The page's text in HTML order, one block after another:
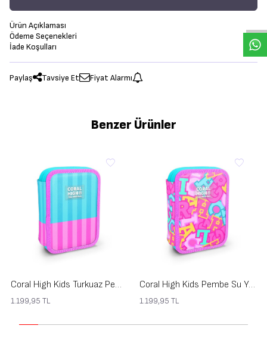
Ürün Açıklaması
Ödeme Seçenekleri
İade Koşulları
Paylaş Tavsiye Et Fiyat Alarmı
Benzer Ürünler
Coral High Kids Turkuaz Pembe Çizgili Desenli Çift Katlı Kalem Çanta 31120
1.199,95 TL
Coral High Kids Pembe Su Yeşili Harf Desenli Çift Katlı Kalem Çanta 31112
1.199,95 TL